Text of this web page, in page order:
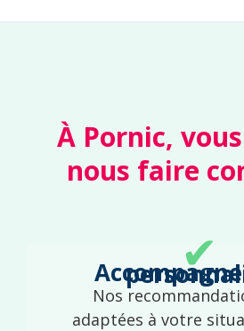
À Pornic,
nous faire
✔
Accompagnement
Nos
adaptées à votre